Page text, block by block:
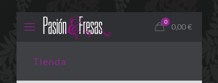
0
0,00€
Tienda